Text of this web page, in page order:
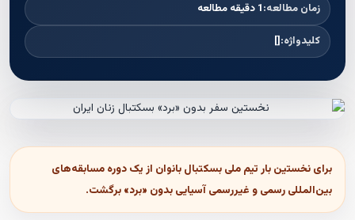
زمان مطالعه:1 دقیقه مطالعه
کلیدواژه:[]
برای نخستین بار تیم ملی بسکتبال بانوان از یک دوره مسابقه‌های
بین‌المللی رسمی و غیررسمی آسيايى بدون «برد» برگشت.